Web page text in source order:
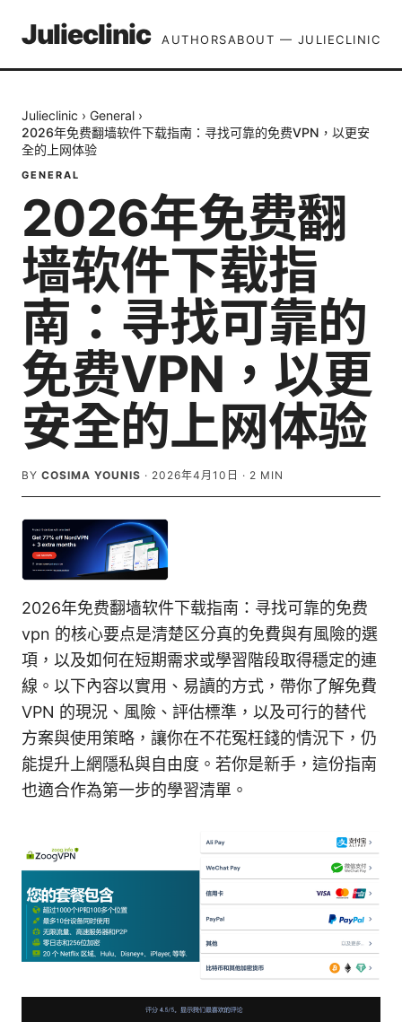
Julieclinic AUTHORSABOUT — JULIECLINIC
Julieclinic › General ›
2026年免费翻墙软件下载指南：寻找可靠的免费VPN，以更安
全的上网体验
GENERAL
2026年免费翻
墙软件下载指
南：寻找可靠的
免费VPN，以更
安全的上网体验
BY COSIMA YOUNIS · 2026年4月10日 · 2 MIN
2026年免费翻墙软件下载指南：寻找可靠的免费
vpn 的核心要点是清楚区分真的免費與有風險的選
項，以及如何在短期需求或學習階段取得穩定的連
線。以下內容以實用、易讀的方式，帶你了解免費
VPN 的現況、風險、評估標準，以及可行的替代
方案與使用策略，讓你在不花冤枉錢的情況下，仍
能提升上網隱私與自由度。若你是新手，這份指南
也適合作為第一步的學習清單。